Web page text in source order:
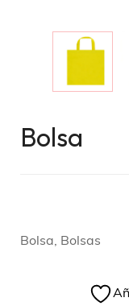
Bolsa
Bolsa, Bolsas